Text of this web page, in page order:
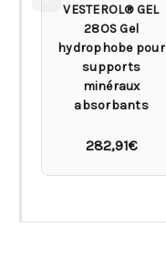
VESTEROL® GEL
28OS Gel
hydrophobe pour
supports
minéraux
absorbants
282,91€